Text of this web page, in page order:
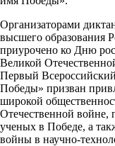
Организаторами
высшего образования
приурочено ко Дню
Великой
Первый
Победы» призван
широкой
Отечественной войне,
ученых в Победе, а
войны в научно-